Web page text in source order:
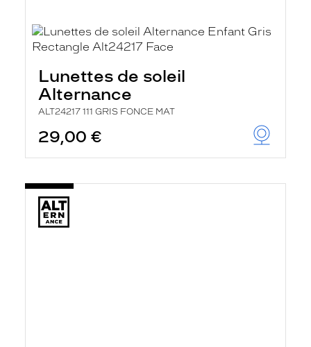
Lunettes de soleil
Alternance
ALT24217 111 GRIS FONCE MAT
29,00 €